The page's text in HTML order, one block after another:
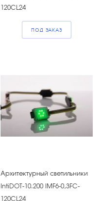
120CL24
ПОД ЗАКАЗ
Архитектурный светильники
IntiDOT-10.200 IMF6-0,3FC-
120CL24